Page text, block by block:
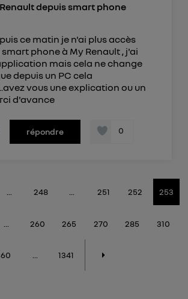
depuis smart phone
ce matin je n'ai plus accès
phone à My Renault , j'ai
mais cela ne change
depuis un PC cela
vous une explication ou un
d'avance
répondre 0
248 251 252 253
260 265 270 285 310
1341